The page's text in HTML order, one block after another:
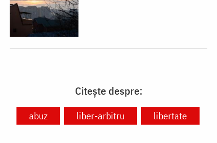
Citește despre:
abuz liber-arbitru libertate